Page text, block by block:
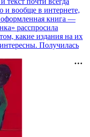
и вообще в интернете,
оформленная книга —
расспросила
какие издания на их
Получилась